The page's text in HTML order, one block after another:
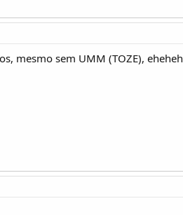
mesmo sem UMM (TOZE), eheheh